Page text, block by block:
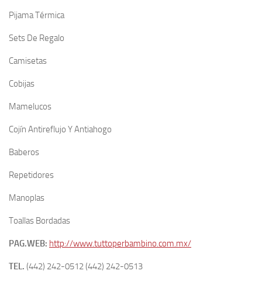
Pijama Térmica
Sets De Regalo
Camisetas
Cobijas
Mamelucos
Cojín Antireflujo Y Antiahogo
Baberos
Repetidores
Manoplas
Toallas Bordadas
PAG.WEB: http://www.tuttoperbambino.com.mx/
TEL. (442) 242-0512 (442) 242-0513